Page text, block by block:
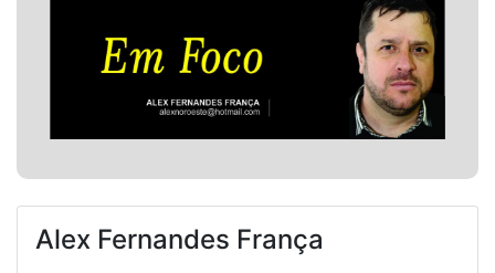
Alex Fernandes França